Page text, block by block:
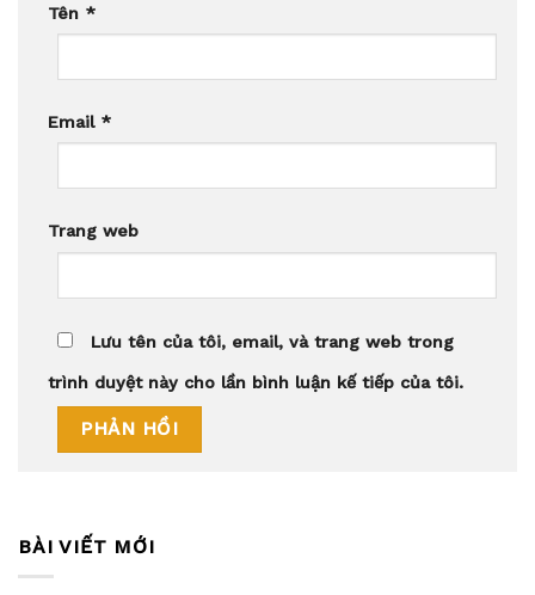
Tên *
Email *
Trang web
Lưu tên của tôi, email, và trang web trong
trình duyệt này cho lần bình luận kế tiếp của tôi.
BÀI VIẾT MỚI